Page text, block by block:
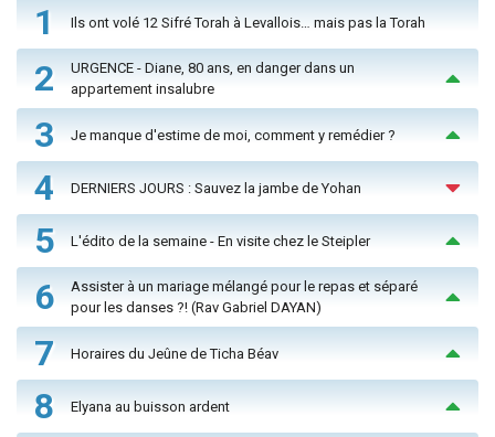
1 Ils ont volé 12 Sifré Torah à Levallois… mais pas la Torah
2
URGENCE - Diane, 80 ans, en danger dans un
appartement insalubre
3 Je manque d'estime de moi, comment y remédier ?
4 DERNIERS JOURS : Sauvez la jambe de Yohan
5 L'édito de la semaine - En visite chez le Steipler
6
Assister à un mariage mélangé pour le repas et séparé
pour les danses ?! (Rav Gabriel DAYAN)
7 Horaires du Jeûne de Ticha Béav
8 Elyana au buisson ardent